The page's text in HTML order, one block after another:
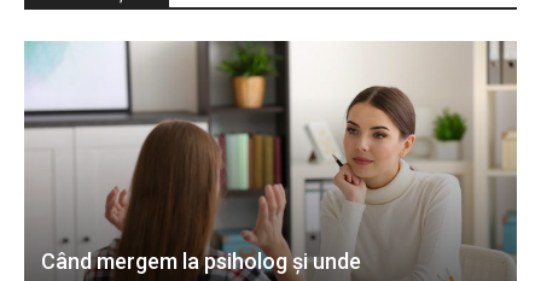
Când mergem la psiholog şi unde